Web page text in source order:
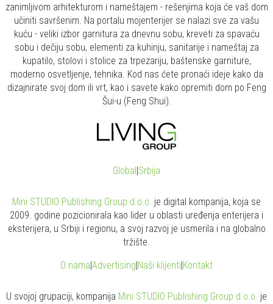
zanimljivom arhitekturom i nameštajem - rešenjima koja će vaš dom
učiniti savršenim. Na portalu mojenterijer se nalazi sve za vašu
kuću - veliki izbor garnitura za dnevnu sobu, kreveti za spavaću
sobu i dečiju sobu, elementi za kuhinju, sanitarije i nameštaj za
kupatilo, stolovi i stolice za trpezariju, baštenske garniture,
moderno osvetljenje, tehnika. Kod nas ćete pronaći ideje kako da
dizajnirate svoj dom ili vrt, kao i savete kako opremiti dom po Feng
Šui-u (Feng Shui).
Global|Srbija
Mini STUDIO Publishing Group d.o.o. je digital kompanija, koja se
2009. godine pozicionirala kao lider u oblasti uređenja enterijera i
eksterijera, u Srbiji i regionu, a svoj razvoj je usmerila i na globalno
tržište.
O nama|Advertising|Naši klijenti|Kontakt
U svojoj grupaciji, kompanija Mini STUDIO Publishing Group d.o.o. je